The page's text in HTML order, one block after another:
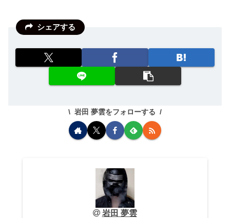
シェアする
岩田 夢雲をフォローする
岩田 夢雲